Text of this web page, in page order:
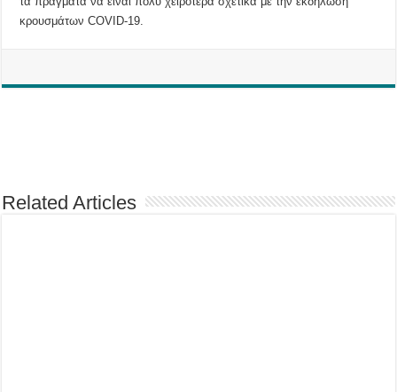
κρουσμάτων COVID-19.
Related Articles